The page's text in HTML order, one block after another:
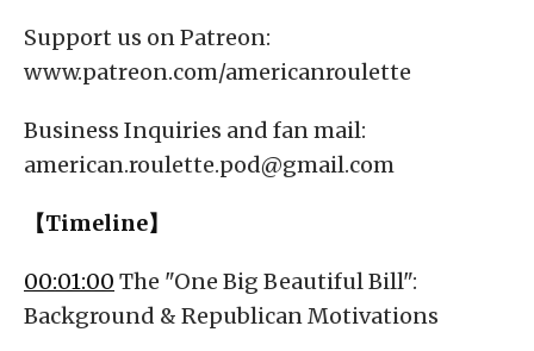
Support us on Patreon:
www.patreon.com/americanroulette
Business Inquiries and fan mail:
american.roulette.pod@gmail.com
【Timeline】
00:01:00 The "One Big Beautiful Bill":
Background & Republican Motivations